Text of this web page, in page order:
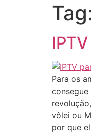
Para os
vôlei ou
por que